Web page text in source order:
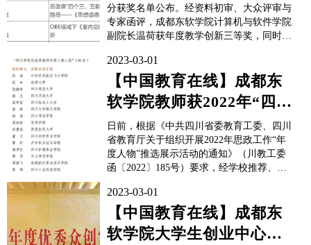
等奖
分获奖名单公布。经资料初审、大众评审与
专家函评，成都东软学院计算机与软件学院
副院长温荷获年度教学创新三等奖，同时，
王涛等21位教师获年度教学创新参与奖。​​​​​​​一
直以来，成都东软学院高度重视师资队伍建
设工作，坚持面向广大教师开展教育教学、
科研管...
2023-03-01
【中国教育在线】成都东
软学院教师获2022年“四川
学校思政课教师年度人物
入围”
日前，根据《中共四川省委教育工委、四川
省教育厅关于组织开展2022年思政工作“年
度人物”推选展示活动的通知》（川教工委
函〔2022〕185号）要求，经学校推荐、专
示，成都东软学院马克思主义学院院长、党
群工作部部长欧阳稚文获“四川学校思政课
教师年度人物入围”。欧阳稚文表示，将继
续珍惜荣誉、再...
2023-03-01
【中国教育在线】成都东
软学院大学生创业中心